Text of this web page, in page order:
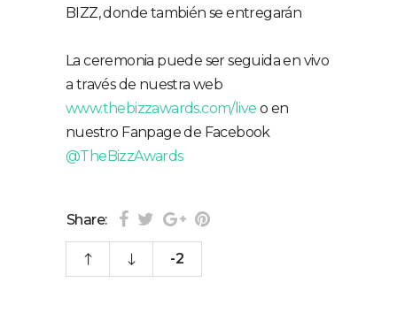
BIZZ, donde también se entregarán
La ceremonia puede ser seguida en vivo
a través de nuestra web
www.thebizzawards.com/live o en
nuestro Fanpage de Facebook
@TheBizzAwards
Share:
-2